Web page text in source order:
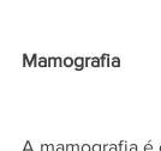
Mamografia
A mamografia é